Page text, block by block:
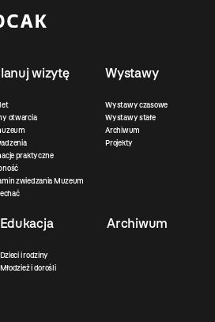
wizytę
otwarcia
praktyczne
zwiedzania Muzeum
Wystawy
Wystawy czasowe
Wystawy stałe
Archiwum
Projekty
Edukacja
Dzieci i rodziny
Młodzież i dorośli
Archiwum